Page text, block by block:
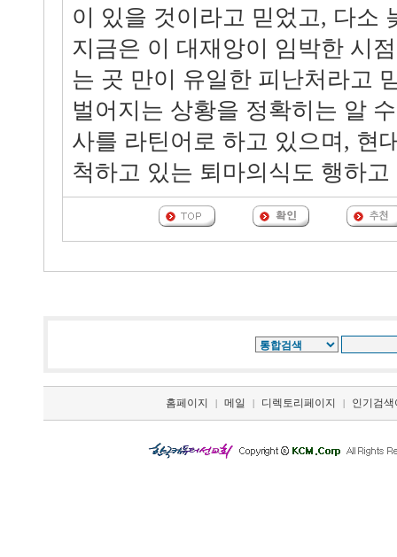
이 있을 것이라고 믿었고, 다소
지금은 이 대재앙이 임박한 시
는 곳 만이 유일한 피난처라고
벌어지는 상황을 정확히는 알
사를 라틴어로 하고 있으며, 현
척하고 있는 퇴마의식도 행하
홈페이지 | 메일 | 디렉토리페이지 | 인기검색